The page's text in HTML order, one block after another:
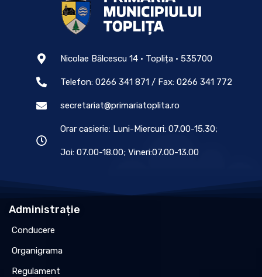
Nicolae Bălcescu 14 • Toplița • 535700
Telefon: 0266 341 871 / Fax: 0266 341 772
secretariat@primariatoplita.ro
Orar casierie: Luni-Miercuri: 07.00-15.30;
Joi: 07.00-18.00; Vineri:07.00-13.00
Administrație
Conducere
Organigrama
Regulament